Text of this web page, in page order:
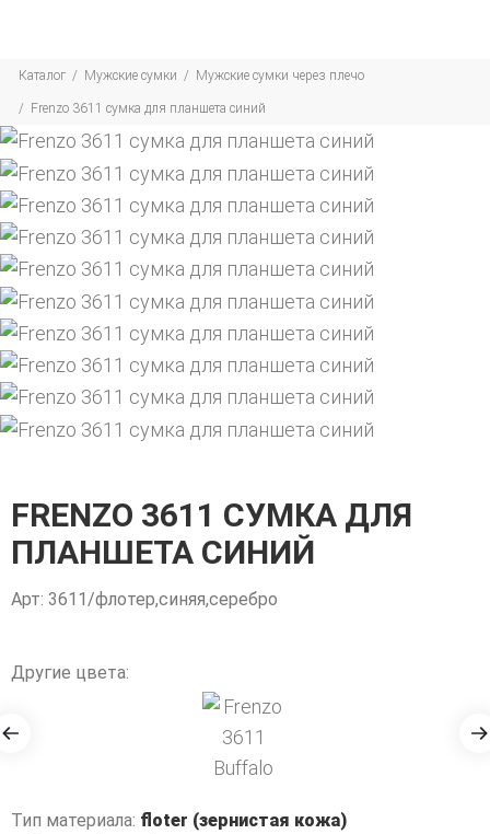
Каталог Мужские сумки Мужские сумки через плечо
Frenzo 3611 сумка для планшета синий
FRENZO 3611 СУМКА ДЛЯ
ПЛАНШЕТА СИНИЙ
Арт: 3611/флотер,синяя,серебро
Другие цвета:
Тип материала: floter (зернистая кожа)